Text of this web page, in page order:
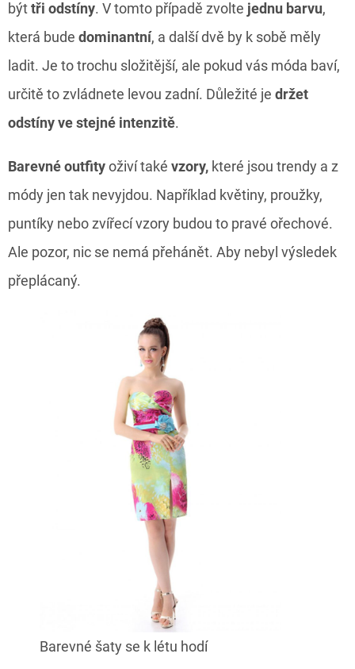
býttři odstíny. V tomto případě zvolte jednu barvu,
která bude dominantní, a další dvě by k sobě měly
ladit. Je to trochu složitější, ale pokud vás móda baví,
určitě to zvládnete levou zadní. Důležité je držet
odstíny ve stejné intenzitě.
Barevné outfityoživí také vzory, které jsou trendy a z
módy jen tak nevyjdou. Například květiny, proužky,
puntíky nebo zvířecí vzory budou to pravé ořechové.
Ale pozor, nic se nemá přehánět. Aby nebyl výsledek
přeplácaný.
Barevné šaty se k létu hodí